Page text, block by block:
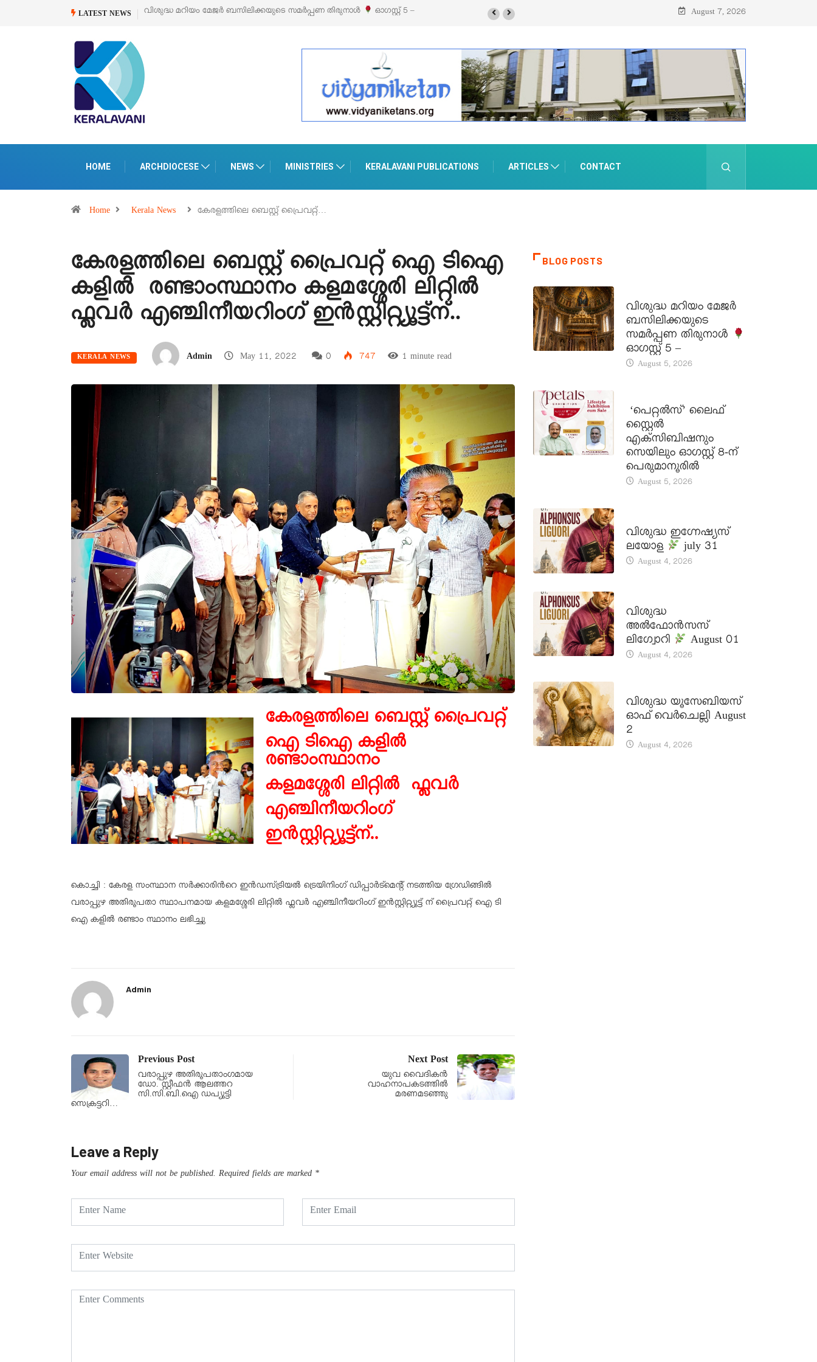
LATEST NEWS
വിശുദ്ധ മറിയം മേജർ ബസിലിക്കയുടെ സമർപ്പണ തിരുനാൾ ഓഗസ്റ്റ് 5 – ‘പെറ്റൽസ്’ ലൈഫ് സ്റ്റൈൽ എക്സിബിഷനും സെയിലും ഓഗസ്റ്റ് 8-ന്
August 7, 2026
HOME ARCHDIOCESE NEWS MINISTRIES KERALAVANI PUBLICATIONS ARTICLES CONTACT
Home Kerala News കേരളത്തിലെ ബെസ്റ്റ് പ്രൈവറ്റ്…
കേരളത്തിലെ ബെസ്റ്റ് പ്രൈവറ്റ് ഐ ടിഐ
കളിൽ രണ്ടാംസ്ഥാനം കളമശ്ശേരി ലിറ്റിൽ
ഫ്ലവർ എഞ്ചിനീയറിംഗ് ഇൻസ്റ്റിറ്റ്യൂട്ട്ന്..
KERALA NEWS Admin May 11, 2022 0 747 1 minute read
കേരളത്തിലെ ബെസ്റ്റ് പ്രൈവറ്റ്
ഐ ടിഐ കളിൽ
രണ്ടാംസ്ഥാനം
കളമശ്ശേരി ലിറ്റിൽ ഫ്ലവർ
എഞ്ചിനീയറിംഗ്
ഇൻസ്റ്റിറ്റ്യൂട്ട്ന്..
കൊച്ചി : കേരള സംസ്ഥാന സർക്കാരിൻറെ ഇൻഡസ്ട്രിയൽ ട്രെയിനിംഗ് ഡിപ്പാർട്മെന്റ് നടത്തിയ ഗ്രേഡിങ്ങിൽ
വരാപ്പുഴ അതിരൂപതാ സ്ഥാപനമായ കളമശ്ശേരി ലിറ്റിൽ ഫ്ലവർ എഞ്ചിനീയറിംഗ് ഇൻസ്റ്റിറ്റ്യൂട്ട് ന് പ്രൈവറ്റ് ഐ ടി
ഐ കളിൽ രണ്ടാം സ്ഥാനം ലഭിച്ചു
Admin
Previous Post
വരാപ്പുഴ അതിരൂപതാംഗമായ
ഡോ. സ്റ്റീഫന്‍ ആലത്തറ
സി.സി.ബി.ഐ ഡപ്യൂട്ടി
സെക്രട്ടറി…
Next Post
യുവ വൈദികൻ
വാഹനാപകടത്തിൽ
മരണമടഞ്ഞു
Leave a Reply
Your email address will not be published. Required fields are marked *
BLOG POSTS
വിശുദ്ധ മറിയം മേജർ
ബസിലിക്കയുടെ
സമർപ്പണ തിരുനാൾ
ഓഗസ്റ്റ് 5 –
August 5, 2026
‘പെറ്റൽസ്’ ലൈഫ്
സ്റ്റൈൽ
എക്സിബിഷനും
സെയിലും ഓഗസ്റ്റ് 8-ന്
പെരുമാനൂരിൽ
August 5, 2026
വിശുദ്ധ ഇഗ്നേഷ്യസ്
ലയോള
july 31
August 4, 2026
വിശുദ്ധ
അൽഫോൻസസ്
ലിഗ്വോറി
August 01
August 4, 2026
വിശുദ്ധ യൂസേബിയസ്
ഓഫ് വെർചെല്ലി August
2
August 4, 2026